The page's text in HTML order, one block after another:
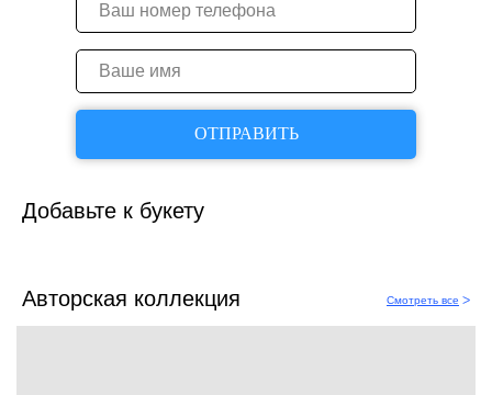
ОТПРАВИТЬ
Добавьте к букету
Авторская коллекция Смотреть все ᐳ